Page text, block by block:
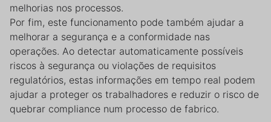
melhorias nos processos.
Por fim, este funcionamento pode também ajudar a
melhorar a segurança e a conformidade nas
operações. Ao detectar automaticamente possíveis
riscos à segurança ou violações de requisitos
regulatórios, estas informações em tempo real podem
ajudar a proteger os trabalhadores e reduzir o risco de
quebrar compliance num processo de fabrico.